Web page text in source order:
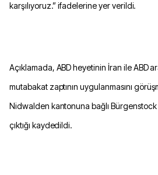
karşılıyoruz.” ifadelerine yer verildi.
Açıklamada, ABD heyetinin İran ile ABD
mutabakat zaptının uygulanmasını
Nidwalden kantonuna bağlı Bürgenstock
çıktığı kaydedildi.